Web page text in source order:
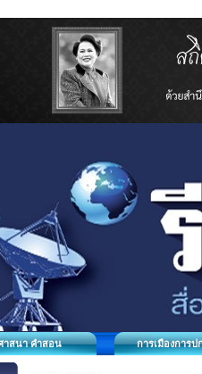
าสนา คำสอน การเมืองการป